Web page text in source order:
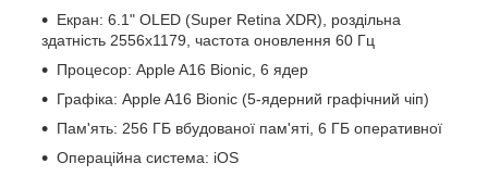
Екран: 6.1" OLED (Super Retina XDR), роздільна
здатність 2556x1179, частота оновлення 60 Гц
Процесор: Apple A16 Bionic, 6 ядер
Графіка: Apple A16 Bionic (5-ядерний графічний чіп)
Пам'ять: 256 ГБ вбудованої пам'яті, 6 ГБ оперативної
Операційна система: iOS